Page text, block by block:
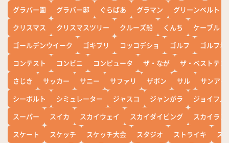
グラバー園
グラバー邸 ぐらばあ グラマン
グリーンベルト
クリスマス
クリスマスツリー クルーズ船 くんち
ケーブル
ゴールデンウイーク
ゴキブリ コッコデショ ゴルフ
ゴルフ場
コンテスト
コンビニ コンピュータ ザ・なが
ザ・ベストテン
さじき
サッカー サニー サファリ ザボン サル
サンアイ
シーボルト
シミュレーター ジャスコ ジャンがラ
ジョイフル
スーパー
スイカ スカイウェイ スカイダイビング
スカイラン
スケート
スケッチ スケッチ大会 スタジオ ストライキ
ス